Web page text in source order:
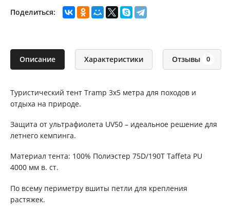
Поделиться:
Описание Характеристики Отзывы 0
Туристический тент Tramp 3х5 метра для походов и
отдыха на природе.
Защита от ультрафиолета UV50 – идеальное решение для
летнего кемпинга.
Материал тента: 100% Полиэстер 75D/190T Taffeta PU
4000 мм в. ст.
По всему периметру вшиты петли для крепления
растяжек.